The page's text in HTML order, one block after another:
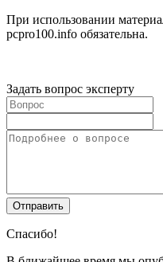
При использовании
pcpro100.info обязательна.
Задать вопрос эксперту
Спасибо!